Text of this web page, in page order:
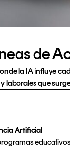
de
la IA influye
laborales que
Artificial